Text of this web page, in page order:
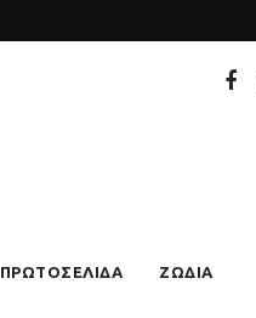
ΠΡΩΤΟΣΕΛΙΔΑ ΖΩΔΙΑ